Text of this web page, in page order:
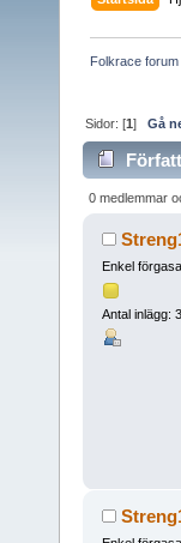
Folkrace forum
Sidor: [1]Gå
0 medlemmar
Enkel
Antal inlägg: 3